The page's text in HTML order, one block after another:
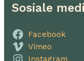
Sosiale
Facebook
Vimeo
Instagram